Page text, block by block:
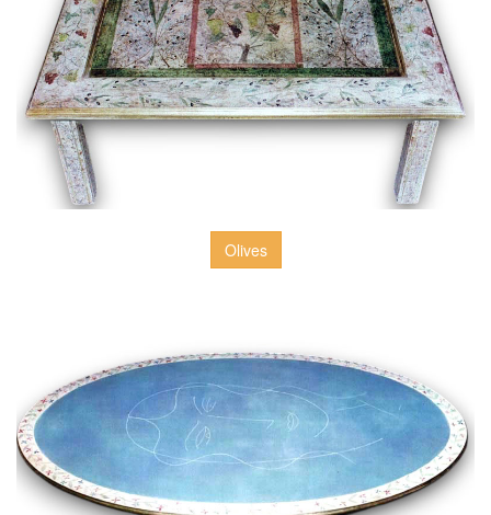
Olives